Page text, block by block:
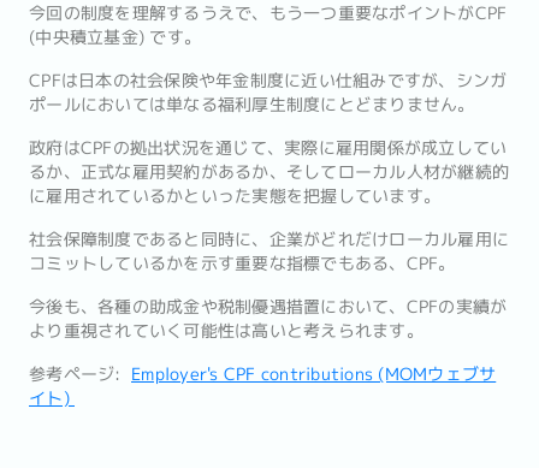
今回の制度を理解するうえで、もう一つ重要なポイントがCPF
(中央積立基金) です。
CPFは日本の社会保険や年金制度に近い仕組みですが、シンガ
ポールにおいては単なる福利厚生制度にとどまりません。
政府はCPFの拠出状況を通じて、実際に雇用関係が成立してい
るか、正式な雇用契約があるか、そしてローカル人材が継続的
に雇用されているかといった実態を把握しています。
社会保障制度であると同時に、企業がどれだけローカル雇用に
コミットしているかを示す重要な指標でもある、CPF。
今後も、各種の助成金や税制優遇措置において、CPFの実績が
より重視されていく可能性は高いと考えられます。
参考ページ: Employer's CPF contributions (MOMウェブサ
イト)